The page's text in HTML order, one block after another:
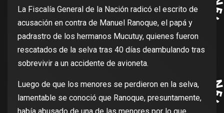
La Fiscalía General de la Nación radicó el escrito de
acusación en contra de Manuel Ranoque, el papá y
padrastro de los hermanos Mucutuy, quienes fueron
rescatados de la selva tras 40 días deambulando tras
sobrevivir a un accidente de avioneta.
Luego de que los menores se perdieron en la selva,
lamentable se conoció que Ranoque, presuntamente,